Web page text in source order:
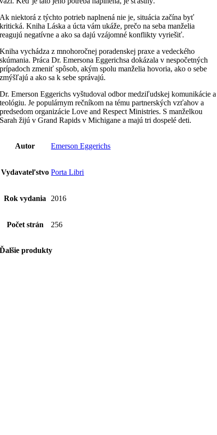
Ak niektorá z týchto potrieb naplnená nie je, situácia začína byť
kritická. Kniha Láska a úcta vám ukáže, prečo na seba manželia
reagujú negatívne a ako sa dajú vzájomné konflikty vyriešiť.
Kniha vychádza z mnohoročnej poradenskej praxe a vedeckého
skúmania. Práca Dr. Emersona Eggerichsa dokázala v nespočetných
prípadoch zmeniť spôsob, akým spolu manželia hovoria, ako o sebe
zmýšľajú a ako sa k sebe správajú.
Dr. Emerson Eggerichs vyštudoval odbor medziľudskej komunikácie a
teológiu. Je populárnym rečníkom na tému partnerských vzťahov a
predsedom organizácie Love and Respect Ministries. S manželkou
Sarah žijú v Grand Rapids v Michigane a majú tri dospelé deti.
Autor Emerson Eggerichs
Vydavateľstvo Porta Libri
Rok vydania 2016
Počet strán 256
Ďalšie produkty